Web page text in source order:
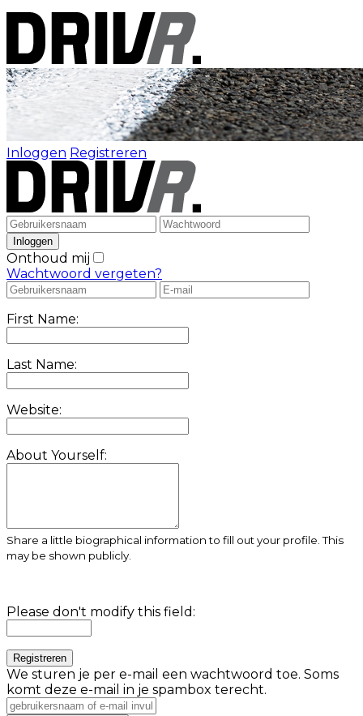
Inloggen Registreren
Onthoud mij
Wachtwoord vergeten?
First Name:
Last Name:
Website:
About Yourself:
Share a little biographical information to fill out your profile. This
may be shown publicly.
Please don't modify this field:
We sturen je per e-mail een wachtwoord toe. Soms
komt deze e-mail in je spambox terecht.